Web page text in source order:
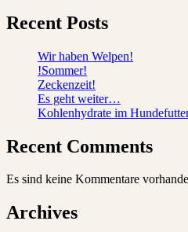
Recent Posts
Wir haben Welpen!
!Sommer!
Zeckenzeit!
Es geht weiter…
Kohlenhydrate im
Recent Comments
Es sind keine Kommentare
Archives